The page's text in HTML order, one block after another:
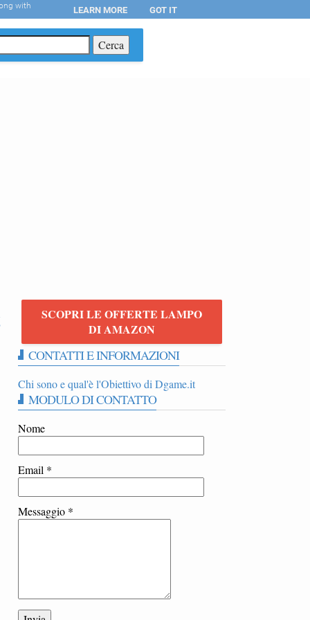
SCOPRI LE OFFERTE LAMPO
DI AMAZON
CONTATTI E INFORMAZIONI
Chi sono e qual'è l'Obiettivo di Dgame.it
MODULO DI CONTATTO
Nome
Email *
Messaggio *
with LEARN MORE GOT IT